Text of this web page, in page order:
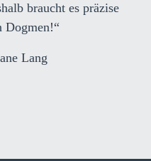
braucht es präzise
Dogmen!“
Lang